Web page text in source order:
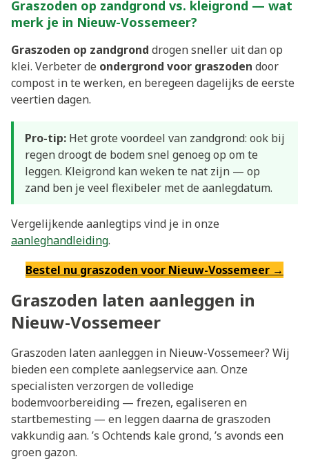
Graszoden op zandgrond vs. kleigrond — wat
merk je in Nieuw-Vossemeer?
Graszoden op zandgrond drogen sneller uit dan op
klei. Verbeter de ondergrond voor graszoden door
compost in te werken, en beregeen dagelijks de eerste
veertien dagen.
Pro-tip: Het grote voordeel van zandgrond: ook bij
regen droogt de bodem snel genoeg op om te
leggen. Kleigrond kan weken te nat zijn — op
zand ben je veel flexibeler met de aanlegdatum.
Vergelijkende aanlegtips vind je in onze
aanleghandleiding.
Bestel nu graszoden voor Nieuw-Vossemeer →
Graszoden laten aanleggen in
Nieuw-Vossemeer
Graszoden laten aanleggen in Nieuw-Vossemeer? Wij
bieden een complete aanlegservice aan. Onze
specialisten verzorgen de volledige
bodemvoorbereiding — frezen, egaliseren en
startbemesting — en leggen daarna de graszoden
vakkundig aan. ’s Ochtends kale grond, ’s avonds een
groen gazon.